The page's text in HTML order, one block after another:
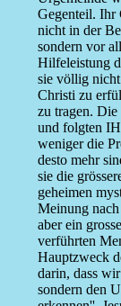
Gegenteil. Ihr
nicht in der
sondern vor
Hilfeleistung
sie völlig
Christi zu
zu tragen. Die
und folgten
weniger die
desto mehr
sie die
geheimen
Meinung
aber ein
verführten
Hauptzweck
darin, dass
sondern den